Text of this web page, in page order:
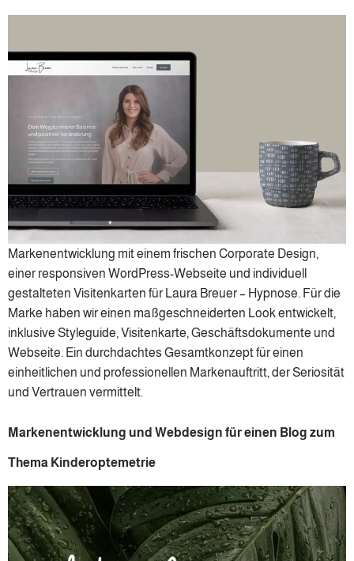
Markenentwicklung mit einem frischen Corporate Design,
einer responsiven WordPress-Webseite und individuell
gestalteten Visitenkarten für Laura Breuer – Hypnose. Für die
Marke haben wir einen maßgeschneiderten Look entwickelt,
inklusive Styleguide, Visitenkarte, Geschäftsdokumente und
Webseite. Ein durchdachtes Gesamtkonzept für einen
einheitlichen und professionellen Markenauftritt, der Seriosität
und Vertrauen vermittelt.
Markenentwicklung und Webdesign für einen Blog zum
Thema Kinderoptemetrie